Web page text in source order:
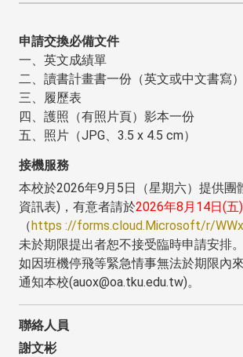
申請交換必備文件
一、英文成績單
二、讀書計畫書一份（英文或中文書寫）
三、履歷表
四、護照（有照片頁）影本一份
五、照片（JPG、3.5 x 4.5 cm）
接機服務
本校於2026年9月5日（星期六）提供團
資訊表)，有意者請於2026年8月14日(五)
（https ://forms.cloud.Microsoft/r/
未於期限提出者恕不接受臨時申請安排。
如因班機停飛等緊急情事無法於期限內
通知本校(auox@oa.tku.edu.tw)。
聯絡人員
謝文彬